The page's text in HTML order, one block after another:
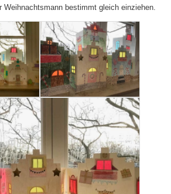
Weihnachtsmann bestimmt gleich einziehen.